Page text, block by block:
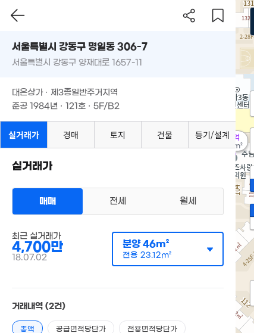
5억
43m²
서울특별시 강동구 명일동 306-7
서울특별시 강동구 양재대로 1657-11
대은상가 · 제3종일반주거지역
준공 1984년 · 121호 · 5F/B2
실거래가 경매 토지 건물 등기/설계
실거래가
매매 전세 월세
최근 실거래가
4,700만
18.07.02
분양46m²
전용 23.12m²
거래내역 (2건)
총액 공급면적당단가 전용면적당단가